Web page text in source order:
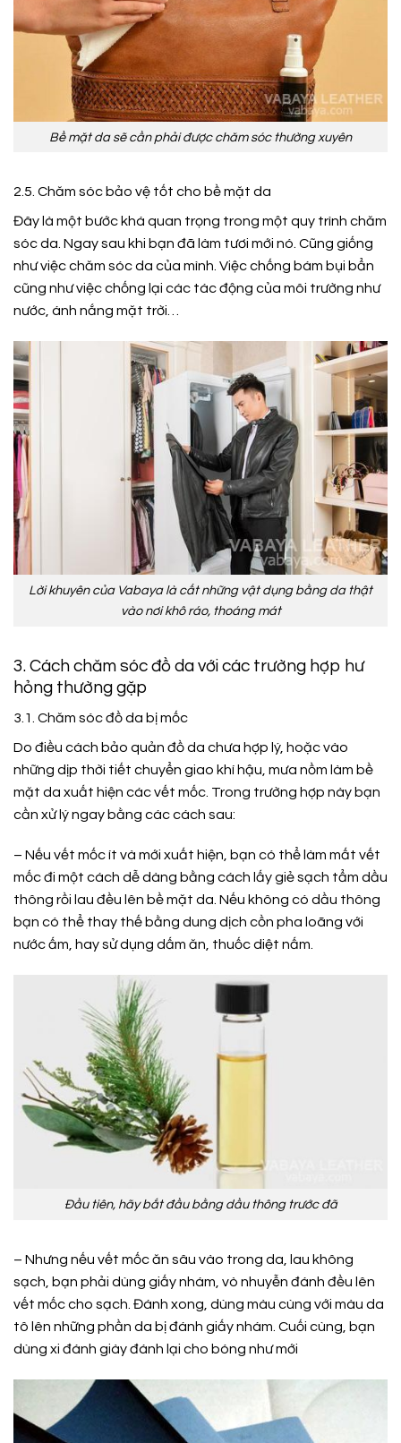
Bề mặt da sẽ cần phải được chăm sóc thường xuyên
2.5. Chăm sóc bảo vệ tốt cho bề mặt da
Đây là một bước khá quan trọng trong một quy trình chăm
sóc da. Ngay sau khi bạn đã làm tươi mới nó. Cũng giống
như việc chăm sóc da của mình. Việc chống bám bụi bẩn
cũng như việc chống lại các tác động của môi trường như
nước, ánh nắng mặt trời…
Lời khuyên của Vabaya là cất những vật dụng bằng da thật
vào nơi khô ráo, thoáng mát
3. Cách chăm sóc đồ da với các trường hợp hư
hỏng thường gặp
3.1. Chăm sóc đồ da bị mốc
Do điều cách bảo quản đồ da chưa hợp lý, hoặc vào
những dịp thời tiết chuyển giao khí hậu, mưa nồm làm bề
mặt da xuất hiện các vết mốc. Trong trường hợp này bạn
cần xử lý ngay bằng các cách sau:
– Nếu vết mốc ít và mới xuất hiện, bạn có thể làm mất vết
mốc đi một cách dễ dàng bằng cách lấy giẻ sạch tẩm dầu
thông rồi lau đều lên bề mặt da. Nếu không có dầu thông
bạn có thể thay thế bằng dung dịch cồn pha loãng với
nước ấm, hay sử dụng dấm ăn, thuốc diệt nấm.
Đầu tiên, hãy bắt đầu bằng dầu thông trước đã
– Nhưng nếu vết mốc ăn sâu vào trong da, lau không
sạch, bạn phải dùng giấy nhám, vò nhuyễn đánh đều lên
vết mốc cho sạch. Đánh xong, dùng màu cùng với màu da
tô lên những phần da bị đánh giấy nhám. Cuối cùng, bạn
dùng xi đánh giày đánh lại cho bóng như mới